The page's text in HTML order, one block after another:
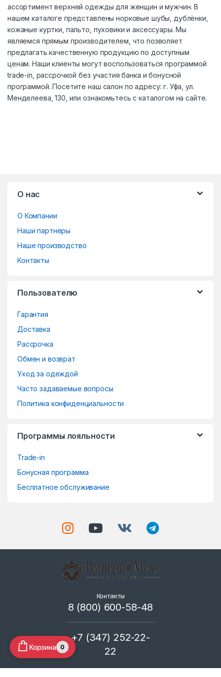
ассортимент верхней одежды для женщин и мужчин. В
нашем каталоге представлены норковые шубы, дублёнки,
кожаные куртки, пальто, пуховики и аксессуары. Мы
являемся прямым производителем, что позволяет
предлагать качественную продукцию по доступным
ценам. Наши клиенты могут воспользоваться программой
trade-in, рассрочкой без участия банка и бонусной
программой. Посетите наш салон по адресу: г. Уфа, ул.
Менделеева, 130, или ознакомьтесь с каталогом на сайте.
О нас
О Компании
Наши партнеры
Наше производство
Контакты
Пользователю
Гарантия
Доставка
Рассрочка
Обмен и возврат
Уход за одеждой
Часто задаваемые вопросы
Политика конфиденциальности
Программы лояльности
Trade-in
Бонусная программа
Бесплатное обслуживание
Контакты
8 (800) 600-58-48
+7 (347) 252-22-
22
Корзина 0